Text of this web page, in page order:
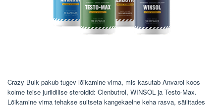
Crazy Bulk pakub tugev lõikamine virna, mis kasutab Anvarol koos
kolme teise juriidilise steroidid: Clenbutrol, WINSOL ja Testo-Max.
Lõikamine virna tehakse suitseta kangekaelne keha rasva, säilitades